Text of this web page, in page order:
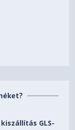
GLS-